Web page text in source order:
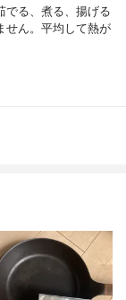
でる、煮る、揚げる
せん。平均して熱が